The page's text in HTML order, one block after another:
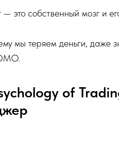
— это собственный мозг и
мы теряем деньги, даже
of